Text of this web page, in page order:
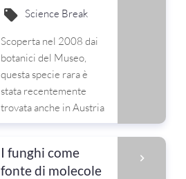
Science Break
Scoperta nel 2008 dai
botanici del Museo,
questa specie rara è
stata recentemente
trovata anche in Austria
I funghi come
fonte di molecole